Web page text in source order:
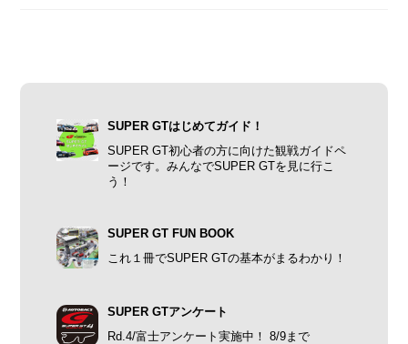
SUPER GTはじめてガイド！
SUPER GT初心者の方に向けた観戦ガイドペ
ージです。みんなでSUPER GTを見に行こ
う！
SUPER GT FUN BOOK
これ１冊でSUPER GTの基本がまるわかり！
SUPER GTアンケート
Rd.4/富士アンケート実施中！ 8/9まで